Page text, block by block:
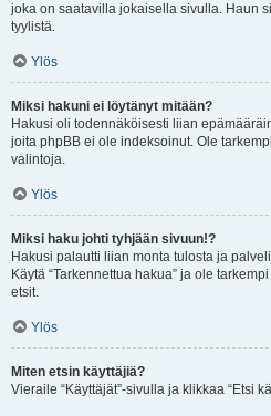
joka on saatavilla jokaisella sivulla. Haun
tyylistä.
Ylös
Miksi hakuni ei löytänyt mitään?
Hakusi oli todennäköisesti liian
joita phpBB ei ole indeksoinut. Ole
valintoja.
Ylös
Miksi haku johti tyhjään sivuun!?
Hakusi palautti liian monta tulosta ja
Käytä “Tarkennettua hakua” ja ole
etsit.
Ylös
Miten etsin käyttäjiä?
Vieraile “Käyttäjät”-sivulla ja klikkaa “Etsi